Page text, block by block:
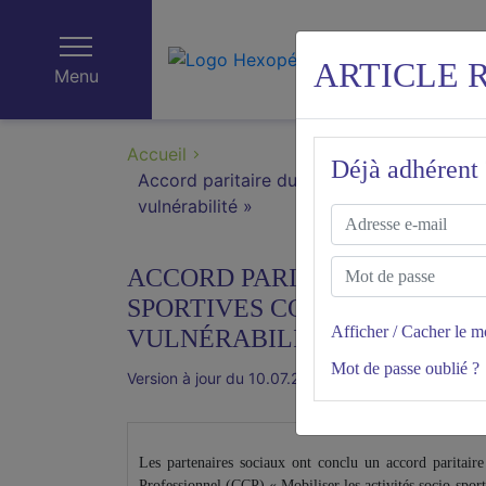
Menu
Accueil
Accord paritaire du 12 décembre 2024
vulnérabilité »
ARTICLE
Déjà
Afficher / Cacher le
Mot de passe oublié ?
ACCORD PARITAIRE DU 12
SPORTIVES COMME OUTIL
VULNÉRABILITÉ »
Version à jour du 10.07.2025
Les partenaires sociaux ont conclu un accord